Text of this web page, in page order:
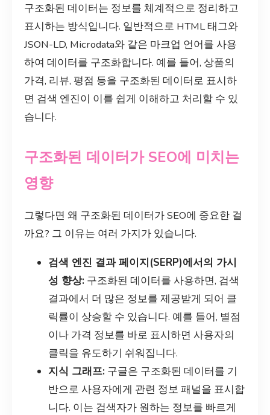
구조화된 데이터는 정보를 체계적으로 정리하고
표시하는 방식입니다. 일반적으로 HTML 태그와
JSON-LD, Microdata와 같은 마크업 언어를 사용
하여 데이터를 구조화합니다. 예를 들어, 상품의
가격, 리뷰, 평점 등을 구조화된 데이터로 표시하
면 검색 엔진이 이를 쉽게 이해하고 처리할 수 있
습니다.
구조화된 데이터가 SEO에 미치는
영향
그렇다면 왜 구조화된 데이터가 SEO에 중요한 걸
까요? 그 이유는 여러 가지가 있습니다.
검색 엔진 결과 페이지(SERP)에서의 가시
성 향상: 구조화된 데이터를 사용하면, 검색
결과에서 더 많은 정보를 제공받게 되어 클
릭률이 상승할 수 있습니다. 예를 들어, 별점
이나 가격 정보를 바로 표시하면 사용자의
클릭을 유도하기 쉬워집니다.
지식 그래프: 구글은 구조화된 데이터를 기
반으로 사용자에게 관련 정보 패널을 표시합
니다. 이는 검색자가 원하는 정보를 빠르게